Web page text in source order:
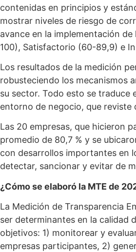
contenidas en principios y
mostrar niveles de riesgo de
avance en la implementación
100), Satisfactorio (60-89,9) e
Los resultados de la medición
robusteciendo los mecanismos
su sector. Todo esto se traduce
entorno de negocio, que reviste
Las 20 empresas, que hicieron
promedio de 80,7 % y se
con desarrollos importantes en
detectar, sancionar y evitar de
¿Cómo se elaboró la MTE de
La Medición de Transparencia
ser determinantes en la calidad
objetivos: 1) monitorear y
empresas participantes, 2)